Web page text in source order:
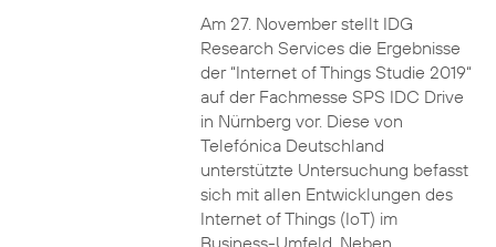
Am 27. November stellt IDG
Research Services die Ergebnisse
der “Internet of Things Studie 2019“
auf der Fachmesse SPS IDC Drive
in Nürnberg vor. Diese von
Telefónica Deutschland
unterstützte Untersuchung befasst
sich mit allen Entwicklungen des
Internet of Things (IoT) im
Business-Umfeld. Neben